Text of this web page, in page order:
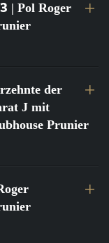
| Pol Roger
der
J mit
Prunier